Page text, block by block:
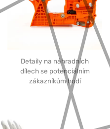
Detaily na náhradních
dílech se potenciálním
zákazníkům hodí